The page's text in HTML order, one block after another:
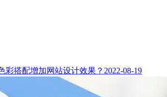
彩搭配增加网站设计效果？ 2022-08-19